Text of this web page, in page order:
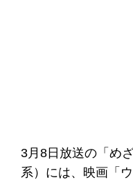
3月8日放送の「め
系）には、映画「